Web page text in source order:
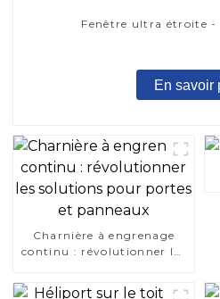
Fenêtre ultra étroite -
En savoir
Charnière à engrenage
continu : révolutionner les